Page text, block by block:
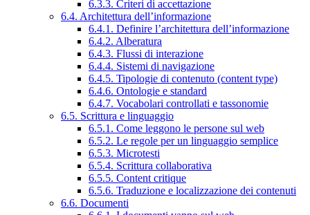
6.3.3. Criteri di accettazione
6.4. Architettura dell’informazione
6.4.1. Definire l’architettura dell’informazione
6.4.2. Alberatura
6.4.3. Flussi di interazione
6.4.4. Sistemi di navigazione
6.4.5. Tipologie di contenuto (content type)
6.4.6. Ontologie e standard
6.4.7. Vocabolari controllati e tassonomie
6.5. Scrittura e linguaggio
6.5.1. Come leggono le persone sul web
6.5.2. Le regole per un linguaggio semplice
6.5.3. Microtesti
6.5.4. Scrittura collaborativa
6.5.5. Content critique
6.5.6. Traduzione e localizzazione dei contenuti
6.6. Documenti